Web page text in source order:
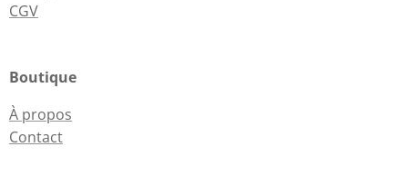
CGV
Boutique
À propos
Contact